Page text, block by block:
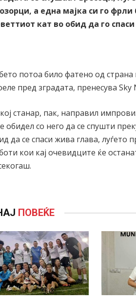
а една мајка си го фрли
кат во обид да го
потоа било фатено од страна
пред зградата, пренесува Sky
станар, пак, направил
обидел со него да се спушти
да се спаси жива глава, луѓето
кои кај очевидците ќе
ПОВЕЌЕ